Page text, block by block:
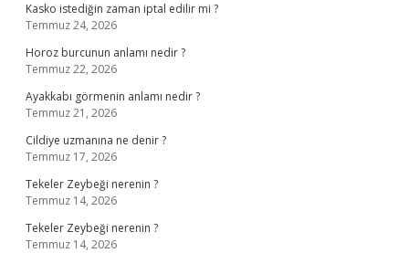
Kasko istediğin zaman iptal edilir mi ?
Temmuz 24, 2026
Horoz burcunun anlamı nedir ?
Temmuz 22, 2026
Ayakkabı görmenin anlamı nedir ?
Temmuz 21, 2026
Cildiye uzmanına ne denir ?
Temmuz 17, 2026
Tekeler Zeybeği nerenin ?
Temmuz 14, 2026
Tekeler Zeybeği nerenin ?
Temmuz 14, 2026